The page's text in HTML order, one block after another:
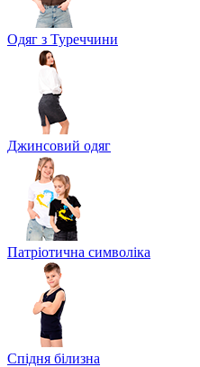
Одяг з Туреччини
Джинсовий одяг
Патріотична символіка
Спідня білизна